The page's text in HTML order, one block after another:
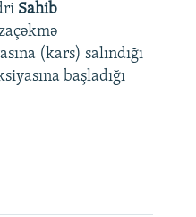
360p
720p
1080p
Sahib
(kars) salındığı
başladığı